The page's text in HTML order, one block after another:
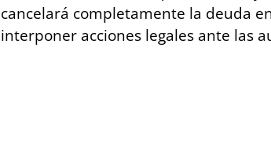
cancelará completamente la deuda
interponer acciones legales ante las